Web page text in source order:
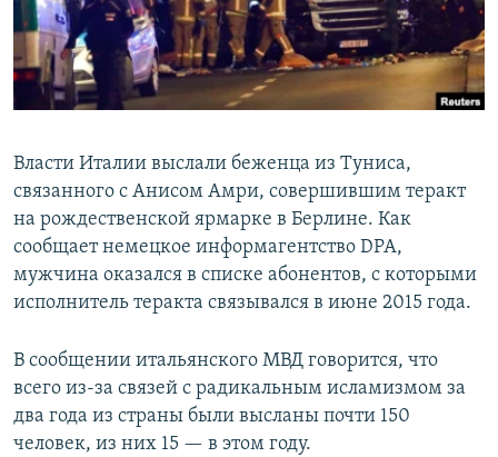
Власти Италии выслали беженца из Туниса,
связанного с Анисом Амри, совершившим теракт
на рождественской ярмарке в Берлине. Как
сообщает немецкое информагентство DPA,
мужчина оказался в списке абонентов, с которыми
исполнитель теракта связывался в июне 2015 года.
В сообщении итальянского МВД говорится, что
всего из-за связей с радикальным исламизмом за
два года из страны были высланы почти 150
человек, из них 15 — в этом году.